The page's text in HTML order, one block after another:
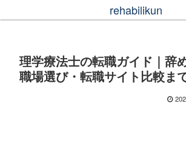
rehabilikun
理学療法士の転職ガイド｜辞
職場選び・転職サイト比較ま